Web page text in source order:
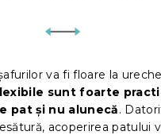
va fi floare la
sunt foarte
pat și nu alunecă.
acoperirea patului